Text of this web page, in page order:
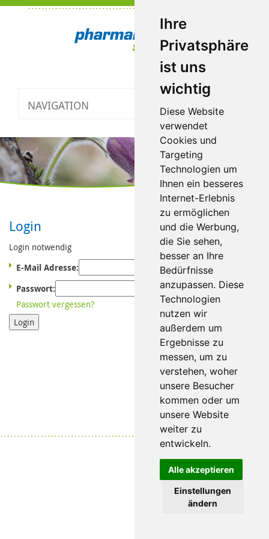
Ihre
Privatsphäre
ist uns
wichtig
Diese Website
verwendet
Cookies und
Targeting
Technologien um
Ihnen ein besseres
Internet-Erlebnis
zu ermöglichen
und die Werbung,
die Sie sehen,
besser an Ihre
Bedürfnisse
anzupassen. Diese
Technologien
nutzen wir
außerdem um
Ergebnisse zu
messen, um zu
verstehen, woher
unsere Besucher
kommen oder um
unsere Website
weiter zu
entwickeln.
Alle akzeptieren
Einstellungen
ändern
NAVIGATION
Login
Login notwendig
E-Mail Adresse:
Passwort:
Passwort vergessen?
Login
Datenschutz|